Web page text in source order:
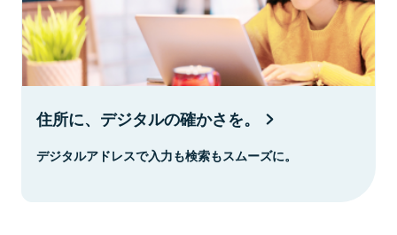
住所に、デジタルの確かさを。
デジタルアドレスで入力も検索もスムーズに。